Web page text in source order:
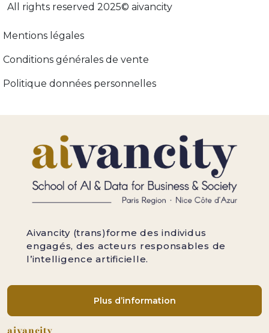
All rights reserved 2025© aivancity
Menu footer adopt-ia
Mentions légales
Conditions générales de vente
Politique données personnelles
Aivancity (trans)forme des individus
engagés, des acteurs responsables de
l’intelligence artificielle.
Plus d’information
aivancity